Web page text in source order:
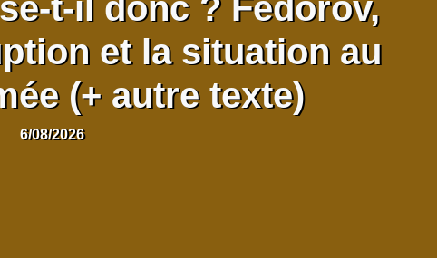
t-il donc ? Fedorov,
et la situation au
(+ autre texte)
6/08/2026